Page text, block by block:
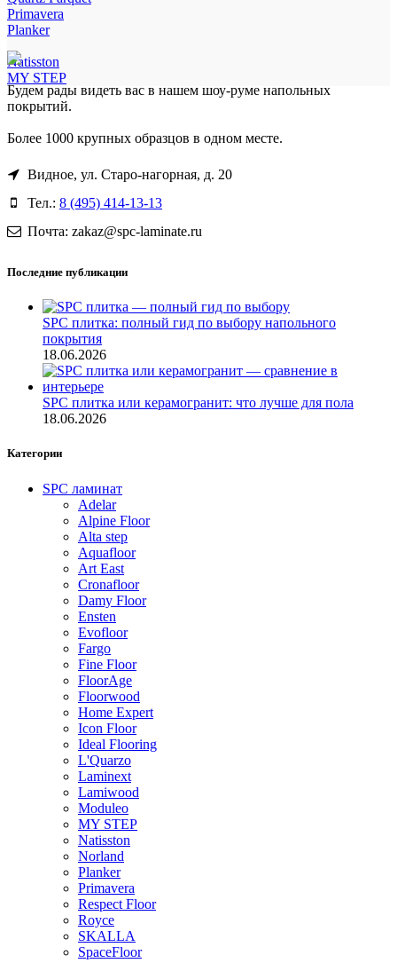
Primavera
Planker
Natisston
MY STEP
Будем рады видеть вас в нашем шоу-руме напольных
покрытий.
Более 1000 крупных образцов в одном месте.
Видное, ул. Старо-нагорная, д. 20
Тел.: 8 (495) 414-13-13
Почта: zakaz@spc-laminate.ru
Последние публикации
SPC плитка: полный гид по выбору напольного
покрытия
18.06.2026
SPC плитка или керамогранит: что лучше для пола
18.06.2026
Категории
SPC ламинат
Adelar
Alpine Floor
Alta step
Aquafloor
Art East
Cronafloor
Damy Floor
Ensten
Evofloor
Fargo
Fine Floor
FloorAge
Floorwood
Home Expert
Icon Floor
Ideal Flooring
L'Quarzo
Laminext
Lamiwood
Moduleo
MY STEP
Natisston
Norland
Planker
Primavera
Respect Floor
Royce
SKALLA
SpaceFloor